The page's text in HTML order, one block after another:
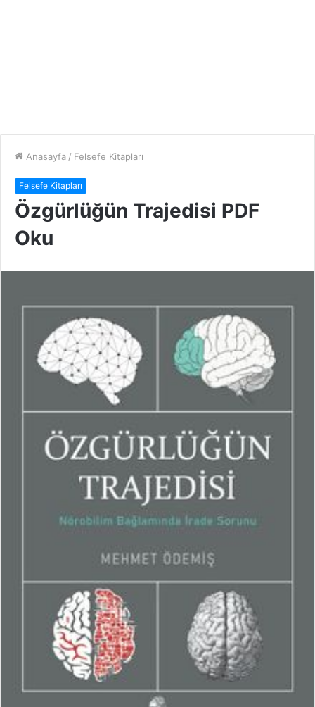
Anasayfa / Felsefe Kitapları
Felsefe Kitapları
Özgürlüğün Trajedisi PDF
Oku